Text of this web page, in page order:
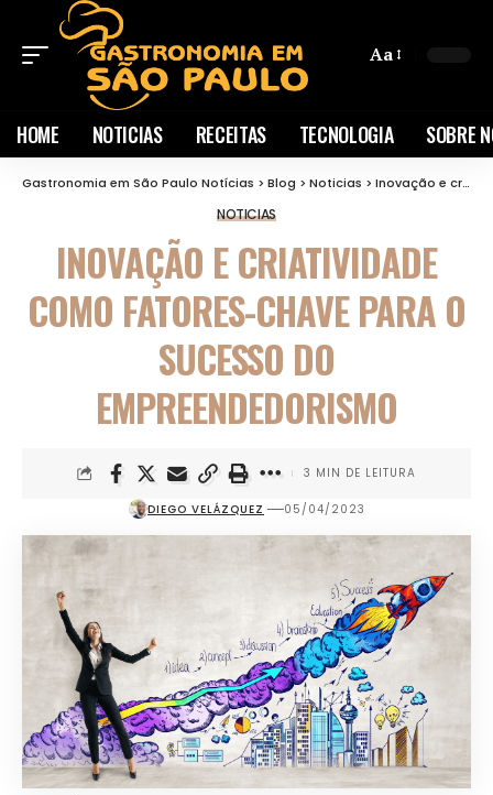
Aa
HOME NOTICIAS RECEITAS TECNOLOGIA SOBRE
Gastronomia em São Paulo Notícias >Blog >Noticias >Inovação e criatividade como fatores-chave para o sucesso do empreendedorismo
NOTICIAS
INOVAÇÃO E CRIATIVIDADE
COMO FATORES-CHAVE PARA O
SUCESSO DO
EMPREENDEDORISMO
DIEGO VELÁZQUEZ 05/04/2023
3 MIN DE LEITURA